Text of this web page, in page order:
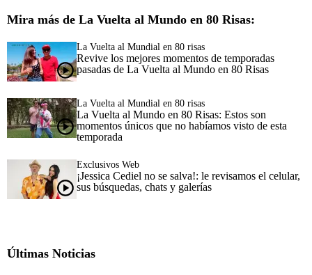
Mira más de La Vuelta al Mundo en 80 Risas:
La Vuelta al Mundial en 80 risas
Revive los mejores momentos de temporadas
pasadas de La Vuelta al Mundo en 80 Risas
La Vuelta al Mundial en 80 risas
La Vuelta al Mundo en 80 Risas: Estos son
momentos únicos que no habíamos visto de esta
temporada
Exclusivos Web
¡Jessica Cediel no se salva!: le revisamos el celular,
sus búsquedas, chats y galerías
Últimas Noticias